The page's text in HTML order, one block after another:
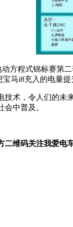
方程式锦标赛第
马i8充入的电量
术，令人们的
中普及。
维码关注我爱电